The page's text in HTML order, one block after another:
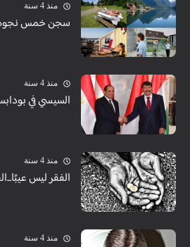
منذ 4 سنة
سجن خمس نجوم
منذ 4 سنة
السيسي في
منذ 4 سنة
الفقر ليس
منذ 4 سنة